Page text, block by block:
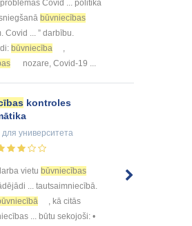
Covid ... politika
būvniecības
Covid ... ” darbību.
būvniecība
,
nozare, Covid-19 ...
kontroles
для университета
vietu būvniecības
... tautsaimniecībā.
, kā citās
... būtu sekojoši: •